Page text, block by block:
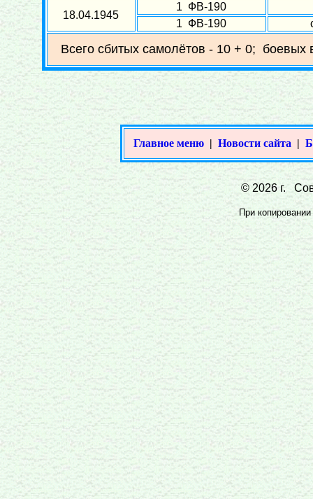
18.04.1945
1 ФВ-190
1 ФВ-190
Всего сбитых самолётов - 10 + 0;
Главное меню | Новости сайта |
© 2026 г.
При копировании